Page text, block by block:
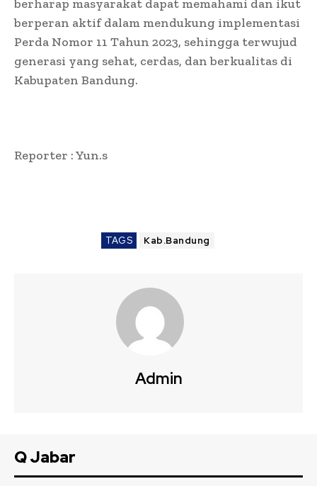
berharap masyarakat dapat memahami dan ikut
berperan aktif dalam mendukung implementasi
Perda Nomor 11 Tahun 2023, sehingga terwujud
generasi yang sehat, cerdas, dan berkualitas di
Kabupaten Bandung.
Reporter : Yun.s
TAGS Kab.Bandung
Admin
Q Jabar